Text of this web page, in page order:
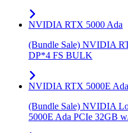
NVIDIA RTX 5000 Ada
(Bundle Sale) NVIDIA
DP*4 FS BULK
NVIDIA RTX 5000E Ada
(Bundle Sale) NVIDIA
5000E Ada PCIe 32GB